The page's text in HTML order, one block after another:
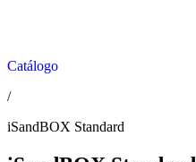
Catálogo
/
iSandBOX Standard